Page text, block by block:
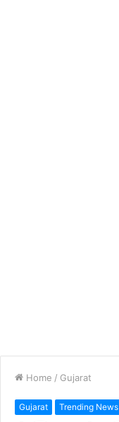
Home / Gujarat
Gujarat Trending News